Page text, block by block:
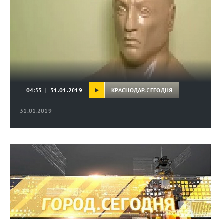
31.01.2019
04:33 | 31.01.2019 КРАСНОДАР. СЕГОДНЯ